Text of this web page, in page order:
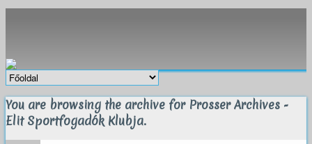
You are browsing the archive for Prosser Archives -
Elit Sportfogadók Klubja.